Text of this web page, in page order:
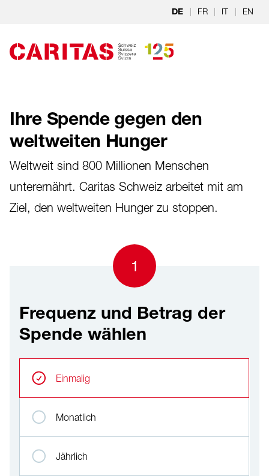
Zum Hauptinhalt springen
DE | FR | IT | EN
Ihre Spende gegen den
weltweiten Hunger
Weltweit sind 800 Millionen Menschen
unterernährt. Caritas Schweiz arbeitet mit am
Ziel, den weltweiten Hunger zu stoppen.
1
Frequenz und Betrag der
Spende wählen
Einmalig
Monatlich
Jährlich